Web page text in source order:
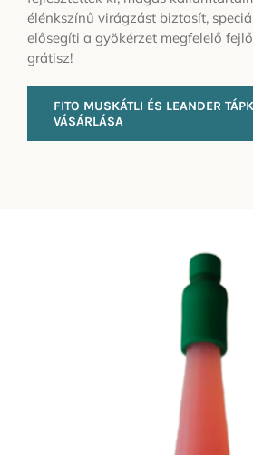
élénkszínű virágzást biztosít,
elősegíti a gyökérzet megfelelő
grátisz!
FITO MUSKÁTLI ÉS LEANDER
VÁSÁRLÁSA